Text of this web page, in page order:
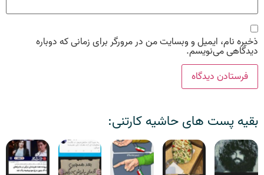
ذخیره نام، ایمیل و وبسایت من در مرورگر برای زمانی که دوباره
دیدگاهی می‌نویسم.
بقیه پست های حاشیه کارتنی: